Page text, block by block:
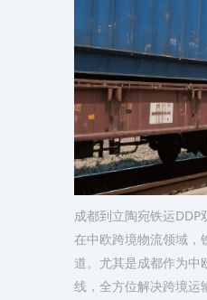
成都到立陶宛铁运
在中欧跨境物流领域，
道。尤其是成都作为中
线，全方位解决跨境运